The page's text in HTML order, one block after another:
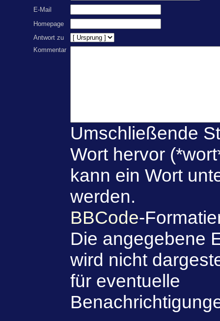
E-Mail
Homepage
Antwort zu
Kommentar
Umschließende
Wort hervor
kann ein Wort
werden.
BBCode-
Die angegebene
wird nicht
für eventuelle